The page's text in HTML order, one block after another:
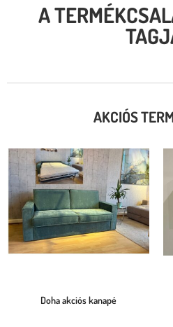
A
AKCIÓS
Doha akciós kanapé